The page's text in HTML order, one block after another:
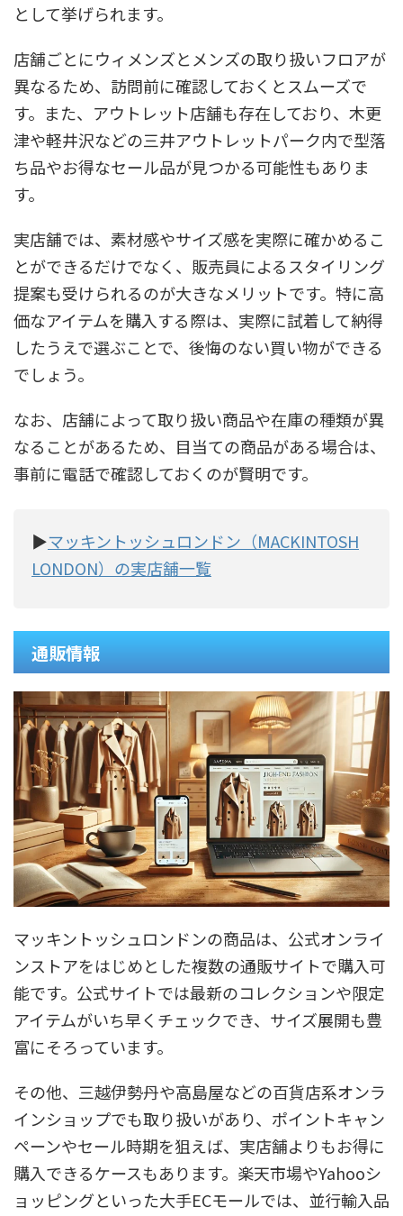
として挙げられます。
店舗ごとにウィメンズとメンズの取り扱いフロアが
異なるため、訪問前に確認しておくとスムーズで
す。また、アウトレット店舗も存在しており、木更
津や軽井沢などの三井アウトレットパーク内で型落
ち品やお得なセール品が見つかる可能性もありま
す。
実店舗では、素材感やサイズ感を実際に確かめるこ
とができるだけでなく、販売員によるスタイリング
提案も受けられるのが大きなメリットです。特に高
価なアイテムを購入する際は、実際に試着して納得
したうえで選ぶことで、後悔のない買い物ができる
でしょう。
なお、店舗によって取り扱い商品や在庫の種類が異
なることがあるため、目当ての商品がある場合は、
事前に電話で確認しておくのが賢明です。
▶マッキントッシュロンドン（MACKINTOSH
LONDON）の実店舗一覧
通販情報
マッキントッシュロンドンの商品は、公式オンライ
ンストアをはじめとした複数の通販サイトで購入可
能です。公式サイトでは最新のコレクションや限定
アイテムがいち早くチェックでき、サイズ展開も豊
富にそろっています。
その他、三越伊勢丹や高島屋などの百貨店系オンラ
インショップでも取り扱いがあり、ポイントキャン
ペーンやセール時期を狙えば、実店舗よりもお得に
購入できるケースもあります。楽天市場やYahooシ
ョッピングといった大手ECモールでは、並行輸入品